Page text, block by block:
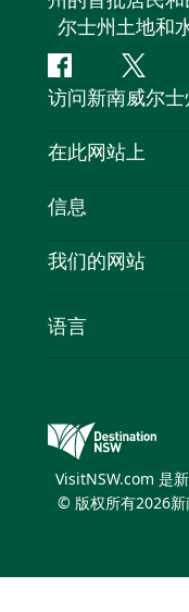
尔士州土地和
Facebook叽
叽
喳
访问新南威尔士
联系我们
隐私
Cookie 通知
在此网站上
目的地
新南威尔士州公路
活动
信息
旅行信息
新南威尔士州的商
我们的网站
新南威尔士州旅游
缤纷悉尼灯光音
语言
VisitNSW.com 是
© 版权所有2026